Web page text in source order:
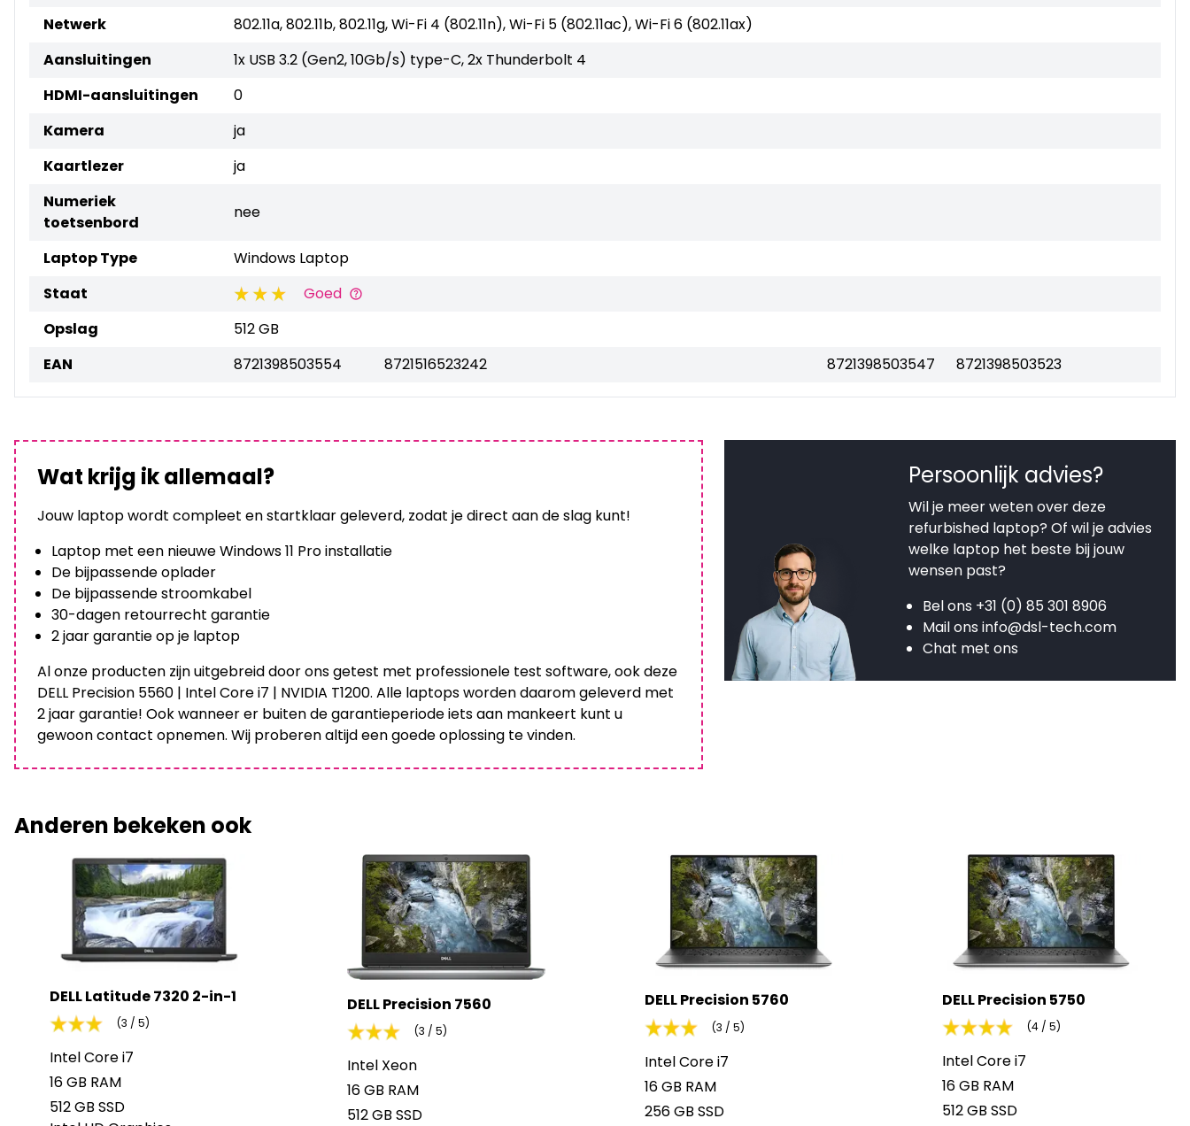
Netwerk
802.11a, 802.11b, 802.11g, Wi-Fi 4 (802.11n), Wi-Fi 5 (802.11ac), Wi-Fi 6 (802.11ax)
Aansluitingen
1x USB 3.2 (Gen2, 10Gb/s) type-C, 2x Thunderbolt 4
HDMI-aansluitingen
0
Kamera
ja
Kaartlezer
ja
Numeriek
toetsenbord
nee
Laptop Type
Windows Laptop
Staat
Goed
Opslag
512 GB
EAN
8721398503554 8721516523242 8721398503547 8721398503523
Wat krijg ik allemaal?
Jouw laptop wordt compleet en startklaar geleverd, zodat je direct aan de slag kunt!
Laptop met een nieuwe Windows 11 Pro installatie
De bijpassende oplader
De bijpassende stroomkabel
30-dagen retourrecht garantie
2 jaar garantie op je laptop
Al onze producten zijn uitgebreid door ons getest met professionele test software, ook deze
DELL Precision 5560 | Intel Core i7 | NVIDIA T1200. Alle laptops worden daarom geleverd met
2 jaar garantie! Ook wanneer er buiten de garantieperiode iets aan mankeert kunt u
gewoon contact opnemen. Wij proberen altijd een goede oplossing te vinden.
Persoonlijk advies?
Wil je meer weten over deze
refurbished laptop? Of wil je advies
welke laptop het beste bij jouw
wensen past?
Bel ons +31 (0) 85 301 8906
Mail ons info@dsl-tech.com
Chat met ons
Anderen bekeken ook
DELL Latitude 7320 2-in-1
(3 / 5)
Intel Core i7
16 GB RAM
512 GB SSD
DELL Precision 7560
(3 / 5)
Intel Xeon
16 GB RAM
512 GB SSD
DELL Precision 5760
(3 / 5)
Intel Core i7
16 GB RAM
256 GB SSD
DELL Precision 5750
(4 / 5)
Intel Core i7
16 GB RAM
512 GB SSD